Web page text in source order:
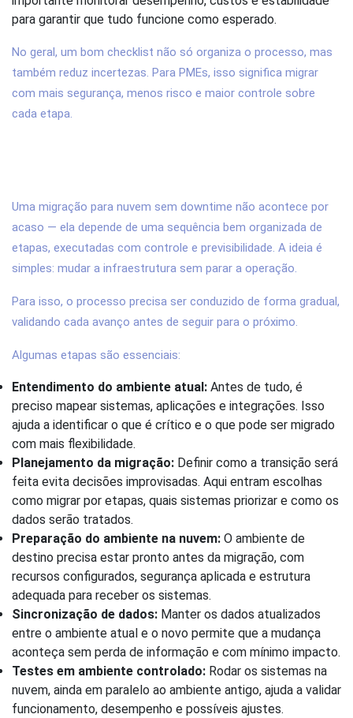
para garantir que tudo funcione como esperado.
No geral, um bom checklist não só organiza o processo, mas
também reduz incertezas. Para PMEs, isso significa migrar
com mais segurança, menos risco e maior controle sobre
cada etapa.
Uma migração para nuvem sem downtime não acontece por
acaso — ela depende de uma sequência bem organizada de
etapas, executadas com controle e previsibilidade. A ideia é
simples: mudar a infraestrutura sem parar a operação.
Para isso, o processo precisa ser conduzido de forma gradual,
validando cada avanço antes de seguir para o próximo.
Algumas etapas são essenciais:
Entendimento do ambiente atual: Antes de tudo, é
preciso mapear sistemas, aplicações e integrações. Isso
ajuda a identificar o que é crítico e o que pode ser migrado
com mais flexibilidade.
Planejamento da migração: Definir como a transição será
feita evita decisões improvisadas. Aqui entram escolhas
como migrar por etapas, quais sistemas priorizar e como os
dados serão tratados.
Preparação do ambiente na nuvem: O ambiente de
destino precisa estar pronto antes da migração, com
recursos configurados, segurança aplicada e estrutura
adequada para receber os sistemas.
Sincronização de dados: Manter os dados atualizados
entre o ambiente atual e o novo permite que a mudança
aconteça sem perda de informação e com mínimo impacto.
Testes em ambiente controlado: Rodar os sistemas na
nuvem, ainda em paralelo ao ambiente antigo, ajuda a validar
funcionamento, desempenho e possíveis ajustes.